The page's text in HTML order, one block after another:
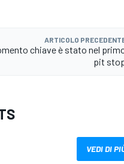
ARTICOLO
chiave è stato nel
pit
VEDI DI